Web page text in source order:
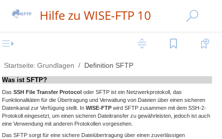
Hilfe zu WISE-FTP 10
Startseite: Grundlagen
Definition SFTP
Was ist SFTP?
Das SSH File Transfer Protocol oder SFTP ist ein Netzwerkprotokoll, das
Funktionalitäten für die Übertragung und Verwaltung von Dateien über einen sicheren
Datenkanal zur Verfügung stellt. In WISE-FTP wird SFTP zusammen mit dem SSH-2-
Protokoll eingesetzt, um einen sicheren Dateitransfer zu gewährleisten, jedoch ist auch
eine Verwendung mit anderen Protokollen vorgesehen.
Das SFTP sorgt für eine sichere Dateiübertragung über einen zuverlässigen